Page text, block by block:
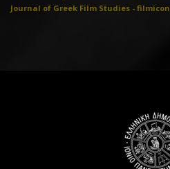
Journal of Greek Film Studies - filmicon